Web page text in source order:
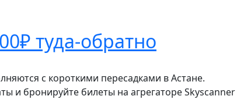
туда-обратно
с короткими пересадками в Астане.
и бронируйте билеты на агрегаторе Skyscanner